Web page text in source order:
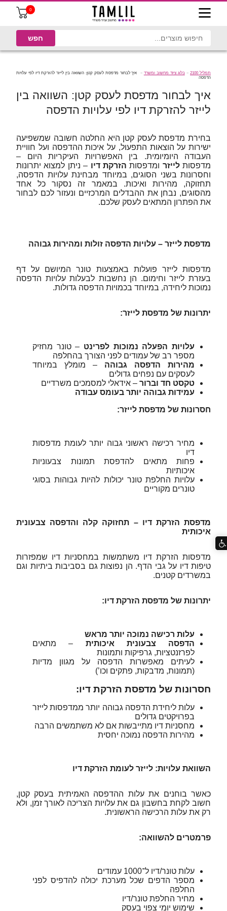
0
תמליל 2100 בלוג ציוד מחשוב ומשרד
איך לבחור מדפסת לעסק קטן: השוואה בין לייזר להזרקת דיו לפי עלויות
הדפסה
איך לבחור מדפסת לעסק קטן: השוואה בין
לייזר להזרקת דיו לפי עלויות הדפסה
בחירת מדפסת לעסק קטן היא החלטה חשובה שמשפיעה
ישירות על הוצאות התפעול, על איכות ההדפסה ועל חוויית
העבודה היומיומית. בין האפשרויות העיקריות היום –
מדפסותלייזר ומדפסות הזרקת דיו – ניתן למצוא יתרונות
וחסרונות בשני הסוגים, במיוחד מבחינת עלויות הדפסה,
תחזוקה, מהירות ואיכות. במאמר זה נסקור כל אחד
מהסוגים, נבחן את ההבדלים המרכזיים ונעזור לכם לבחור
את הפתרון המתאים לעסק שלכם.
מדפסת לייזר – עלויות הדפסה זולות ומהירות גבוהה
מדפסות לייזר פועלות באמצעות טונר המיושם על דף
בעזרת לייזר וחימום. הן נחשבות לבעלות עלויות הדפסה
נמוכות ליחידה, במיוחד בכמויות הדפסה גדולות.
יתרונות של מדפסת לייזר:
עלויות הפעלה נמוכות לפרינט – טונר מחזיק
מספר רב של עמודים לפני הצורך בהחלפה
מהירות הדפסה גבוהה – מומלץ במיוחד
לעסקים עם נפחים גדולים
טקסט חד וברור – אידאלי למסמכים משרדיים
עמידות גבוהה יותר בעומס עבודה
חסרונות של מדפסת לייזר:
מחיר רכישה ראשוני גבוה יותר לעומת מדפסות
דיו
פחות מתאים להדפסת תמונות צבעוניות
איכותיות
עלויות החלפת טונר יכולות להיות גבוהות בסוגי
טונרים מקוריים
מדפסת הזרקת דיו – תחזוקה קלה והדפסה צבעונית
איכותית
מדפסות הזרקת דיו משתמשות במחסניות דיו שמפזרות
טיפות דיו על גבי הדף. הן נפוצות גם בסביבות ביתיות וגם
במשרדים קטנים.
יתרונות של מדפסת הזרקת דיו:
עלות רכישה נמוכה יותר מראש
הדפסה צבעונית איכותית – מתאים
לפרזנטציות, גרפיקות ותמונות
לעיתים מאפשרות הדפסה על מגוון מדיות
(תמונות, מדבקות, פתקים וכו’)
חסרונות של מדפסת הזרקת דיו:
עלות ליחידת הדפסה גבוהה יותר ממדפסות לייזר
בפרויקטים גדולים
מחסניות דיו מתייבשות אם לא משתמשים הרבה
מהירות הדפסה נמוכה יחסית
השוואת עלויות: לייזר לעומת הזרקת דיו
כאשר בוחנים את עלות ההדפסה האמיתית בעסק קטן,
חשוב לקחת בחשבון גם את עלויות הצריכה לאורך זמן, ולא
רק את עלות הרכישה הראשונית.
פרמטרים להשוואה:
עלות טונר/דיו ל־1000 עמודים
מספר הדפים שכל מערכת יכולה להדפיס לפני
החלפה
מחיר החלפת טונר/דיו
שימוש יומי צפוי בעסק